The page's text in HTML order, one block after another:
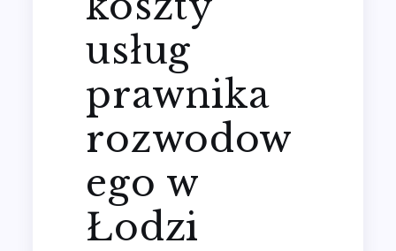
usług
prawnika
rozwodow
ego w
Łodzi